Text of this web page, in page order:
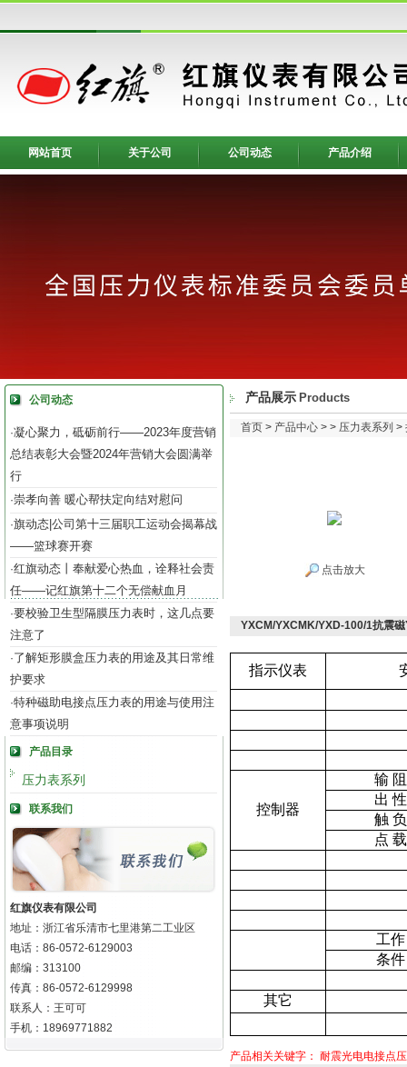
网站首页 关于公司 公司动态 产品介绍
公司动态
·凝心聚力，砥砺前行——2023年度营销
总结表彰大会暨2024年营销大会圆满举
行
·崇孝向善 暖心帮扶定向结对慰问
·旗动态|公司第十三届职工运动会揭幕战
——篮球赛开赛
·红旗动态丨奉献爱心热血，诠释社会责
任——记红旗第十二个无偿献血月
·要校验卫生型隔膜压力表时，这几点要
注意了
·了解矩形膜盒压力表的用途及其日常维
护要求
·特种磁助电接点压力表的用途与使用注
意事项说明
产品目录
压力表系列
联系我们
红旗仪表有限公司
地址：浙江省乐清市七里港第二工业区
电话：86-0572-6129003
邮编：313100
传真：86-0572-6129998
联系人：王可可
手机：18969771882
产品展示 Products
首页 > 产品中心 > > 压力表系列 >
点击放大
YXCM/YXCMK/YXD-100/1抗震
指示仪表
控制器
输 阻
出 性
触 负
点 载
工作
条件
其它
产品相关关键字： 耐震光电电接点